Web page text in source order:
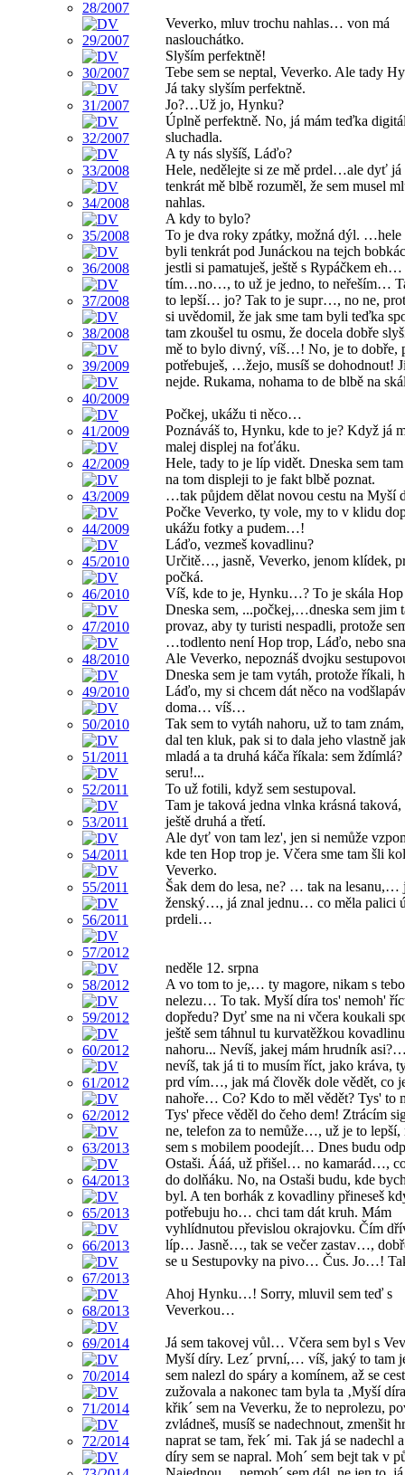
Veverko, mluv trochu nahlas… von má
naslouchátko.
Slyším perfektně!
Tebe sem se neptal, Veverko. Ale tady
Já taky slyším perfektně.
Jo?…Už jo, Hynku?
Úplně perfektně. No, já mám teďka
sluchadla.
A ty nás slyšíš, Láďo?
Hele, nedělejte si ze mě prdel…ale dyť já
tenkrát mě blbě rozuměl, že sem musel
nahlas.
A kdy to bylo?
To je dva roky zpátky, možná dýl. …hele
byli tenkrát pod Junáckou na tejch
jestli si pamatuješ, ještě s Rypáčkem eh…
tím…no…, to už je jedno, to neřeším…
to lepší… jo? Tak to je supr…, no ne,
si uvědomil, že jak sme tam byli teďka
tam zkoušel tu osmu, že docela dobře
mě to bylo divný, víš…! No, je to dobře,
potřebuješ, …žejo, musíš se dohodnout!
nejde. Rukama, nohama to de blbě na
Počkej, ukážu ti něco…
Poznáváš to, Hynku, kde to je? Když já
malej displej na foťáku.
Hele, tady to je líp vidět. Dneska sem
na tom displeji to je fakt blbě poznat.
…tak půjdem dělat novou cestu na Myší
Počke Veverko, ty vole, my to v klidu
ukážu fotky a pudem…!
Láďo, vezmeš kovadlinu?
Určitě…, jasně, Veverko, jenom klídek,
počká.
Víš, kde to je, Hynku…? To je skála
Dneska sem, ...počkej,…dneska sem jim
provaz, aby ty turisti nespadli, protože
…todlento není Hop trop, Láďo, nebo
Ale Veverko, nepoznáš dvojku
Dneska sem je tam vytáh, protože říkali,
Láďo, my si chcem dát něco na
doma… víš…
Tak sem to vytáh nahoru, už to tam
dal ten kluk, pak si to dala jeho vlastně
mladá a ta druhá káča říkala: sem
seru!...
To už fotili, když sem sestupoval.
Tam je taková jedna vlnka krásná taková,
ještě druhá a třetí.
Ale dyť von tam lez', jen si nemůže
kde ten Hop trop je. Včera sme tam šli
Veverko.
Šak dem do lesa, ne? … tak na lesanu,…
ženský…, já znal jednu… co měla palici
prdeli…
neděle 12. srpna
A vo tom to je,… ty magore, nikam s
nelezu… To tak. Myší díra tos' nemoh'
dopředu? Dyť sme na ni včera koukali
ještě sem táhnul tu kurvatěžkou
nahoru... Nevíš, jakej mám hrudník
nevíš, tak já ti to musím říct, jako kráva,
prd vím…, jak má člověk dole vědět, co
nahoře… Co? Kdo to měl vědět? Tys' to
Tys' přece věděl do čeho dem! Ztrácím
ne, telefon za to nemůže…, už je to lepší,
sem s mobilem poodejít… Dnes budu
Ostaši. Ááá, už přišel… no kamarád…,
do dolňáku. No, na Ostaši budu, kde
byl. A ten borhák z kovadliny přineseš
potřebuju ho… chci tam dát kruh. Mám
vyhlídnutou převislou okrajovku. Čím
líp… Jasně…, tak se večer zastav…,
se u Sestupovky na pivo… Čus. Jo…!
Ahoj Hynku…! Sorry, mluvil sem teď s
Veverkou…
Já sem takovej vůl… Včera sem byl s
Myší díry. Lez´ první,… víš, jaký to tam
sem nalezl do spáry a komínem, až se
zužovala a nakonec tam byla ta ‚Myší
křik´ sem na Veverku, že to neprolezu,
zvládneš, musíš se nadechnout, zmenšit
naprat se tam, řek´ mi. Tak já se nadechl
díry sem se napral. Moh´ sem bejt tak v